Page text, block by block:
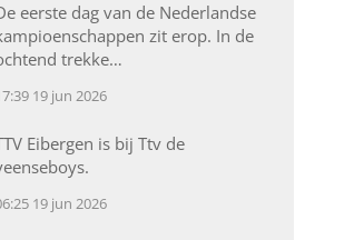
eerste dag van de Nederlandse
zit erop. In de
trekke…
19 jun 2026
Eibergen is bij Ttv de
19 jun 2026